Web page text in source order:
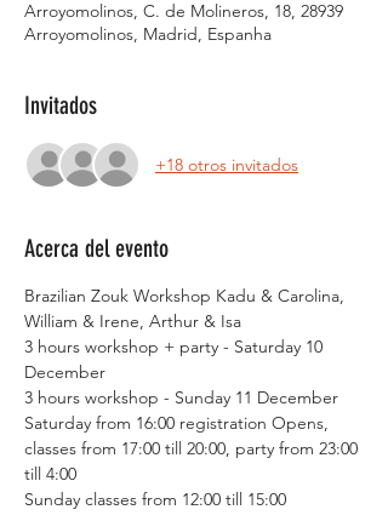
Arroyomolinos, C. de Molineros, 18, 28939
Arroyomolinos, Madrid, Espanha
Invitados
+18 otros invitados
Acerca del evento
Brazilian Zouk Workshop Kadu & Carolina,
William & Irene, Arthur & Isa
3 hours workshop + party - Saturday 10
December
3 hours workshop - Sunday 11 December
Saturday from 16:00 registration Opens,
classes from 17:00 till 20:00, party from 23:00
till 4:00
Sunday classes from 12:00 till 15:00